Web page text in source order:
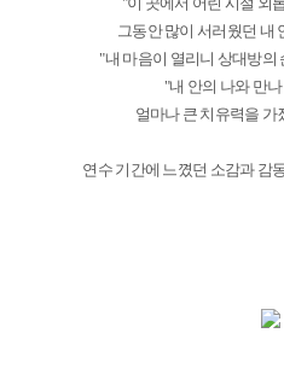
그동안 많이 서러웠던 내
"내 마음이 열리니 상대방의
"내 안의 나와 만
얼마나 큰 치유력을 가
연수 기간에 느꼈던 소감과 감